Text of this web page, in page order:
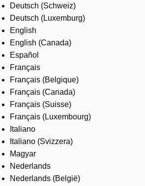
Where to buy
Contact us
Careers
Deutsch (Schweiz)
Deutsch (Luxemburg)
English
English (Canada)
Español
Français
Français (Belgique)
Français (Canada)
Français (Suisse)
Français (Luxembourg)
Italiano
Italiano (Svizzera)
Magyar
Nederlands
Nederlands (België)